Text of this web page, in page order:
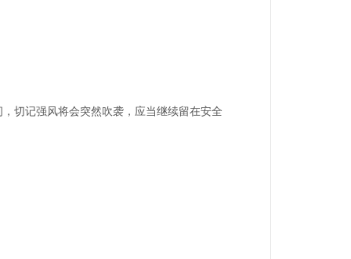
切记强风将会突然吹袭，应当继续留在安全